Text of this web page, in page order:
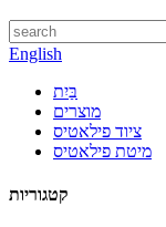
English
בַּיִת
מוצרים
ציוד פילאטיס
מיטת פילאטיס
קטגוריות